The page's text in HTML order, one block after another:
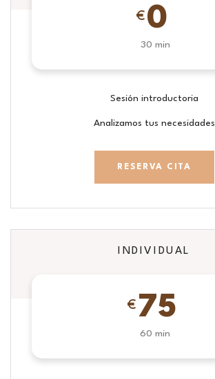
€ 0
30 min
Sesión introductoria
Analizamos tus necesidades
RESERVA CITA
INDIVIDUAL
€ 75
60 min